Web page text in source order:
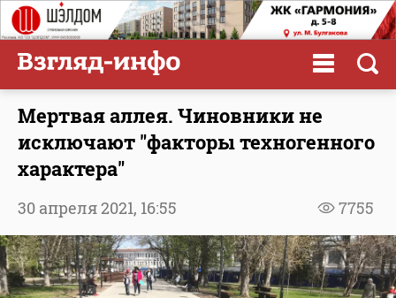
Мертвая аллея. Чиновники не
исключают "факторы техногенного
характера"
7755
30 апреля 2021, 16:55